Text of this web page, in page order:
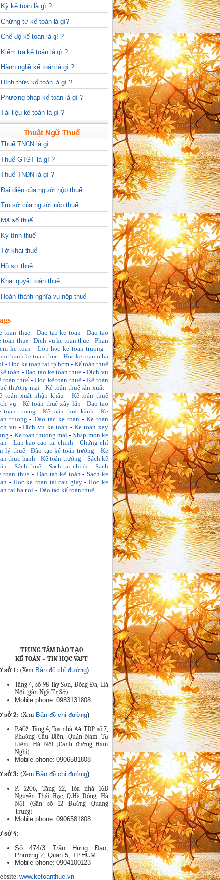
Kỳ kế toán là gì ?
Chứng từ kế toán là gì?
Chế độ kế toán là gì ?
Kiểm tra kế toán là gì ?
Hành nghề kế toán là gì ?
Hình thức kế toán là gì ?
Phương pháp kế toán là gì ?
Tài liệu kế toán là gì ?
Thuật Ngữ Thuế
Thuế TNCN là gì
Thuế GTGT là gì ?
Thuế TNDN là gì ?
Đại diện của người nộp thuế
Trụ sở của người nộp thuế
Mã số thuế
Kỳ tính thuế
Tờ khai thuế
Hồ sơ thuế
Khai quyết toán thuế
Hoàn thành nghĩa vụ nộp thuế
toan thue- Dao tao ke toan - Dao tao
toan thue-Dich vu ke toan thue -Phan
ke toan - Lop hoc ke toan truong -
hanh ke toan thue - Hoc ke toan o ha
-Hoc ke toan tai tp hcm- Kế toán thuế
toán -Dao tao ke toan thue -Dịch vụ
toán thuế- Học kế toán thuế -Kế toán
thương mại -Kế toán thuế sản xuất -
toán xuất nhập khẩu - Kế toán thuế
vụ - Kế toán thuế xây lắp - Dao tao
toan truong - Kế toán thực hành -Ke
truong - Dao tao ke toan - Ke toan
vu -Dich vu ke toan -Ke toan xay
- Ke toan thuong mai -Nhap mon ke
- Lap bao cao tai chinh - Chứng chỉ
lý thuế-Đào tạo kế toán trưởng -Ke
thuc hanh - Kế toán trưởng - Sách kế
-Sách thuế- Sach tai chinh -Sach
toan thue- Đào tạo kế toán - Sach ke
-Hoc ke toan tai cau giay-Hoc ke
tai ha noi - Đào tạo kế toán thuế
TRUNG TÂM ĐÀO TẠO
KẾ TOÁN – TIN HỌC VAFT
sở 1: (Xem Bản đồ chỉ đường)
Tầng 4, số 98 Tây Sơn, Đống Đa, Hà
Nội (gần Ngã Tư Sở)
Mobile phone: 0983131808
sở 2: (Xem Bản đồ chỉ đường)
P.402, Tầng 4, Tòa nhà A4, TDP số 7,
Phường Cầu Diễn, Quận Nam Từ
Liêm, Hà Nội (Cạnh đường Hàm
Nghi)
Mobile phone: 0906581808
sở 3: (Xem Bản đồ chỉ đường)
P. 2206, Tầng 22, Tòa nhà 16B
Nguyễn Thái Học, Q.Hà Đông, Hà
Nội (Gần số 12 Đường Quang
Trung)
Mobile phone: 0906581808
sở 4:
Số 474/3 Trần Hưng Đạo,
Phường 2, Quận 5, TP.HCM
Mobile phone: 0904100123
www.ketoanthue.vn